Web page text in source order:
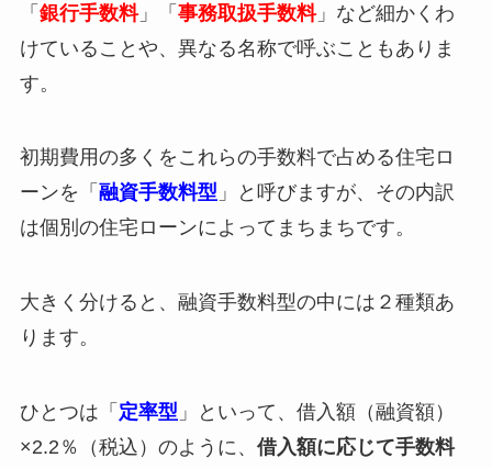
「 銀行手数料」「 事務取扱手数料」など細かくわ
けていることや、異なる名称で呼ぶこともありま
す。
初期費用の多くをこれらの手数料で占める住宅ロ
ーンを「 融資手数料型 」と呼びますが、その内訳
は個別の住宅ローンによってまちまちです。
大きく分けると、融資手数料型の中には２種類あ
ります。
ひとつは「 定率型 」といって、借入額（融資額）
×2.2％（税込）のように、 借入額に応じて手数料